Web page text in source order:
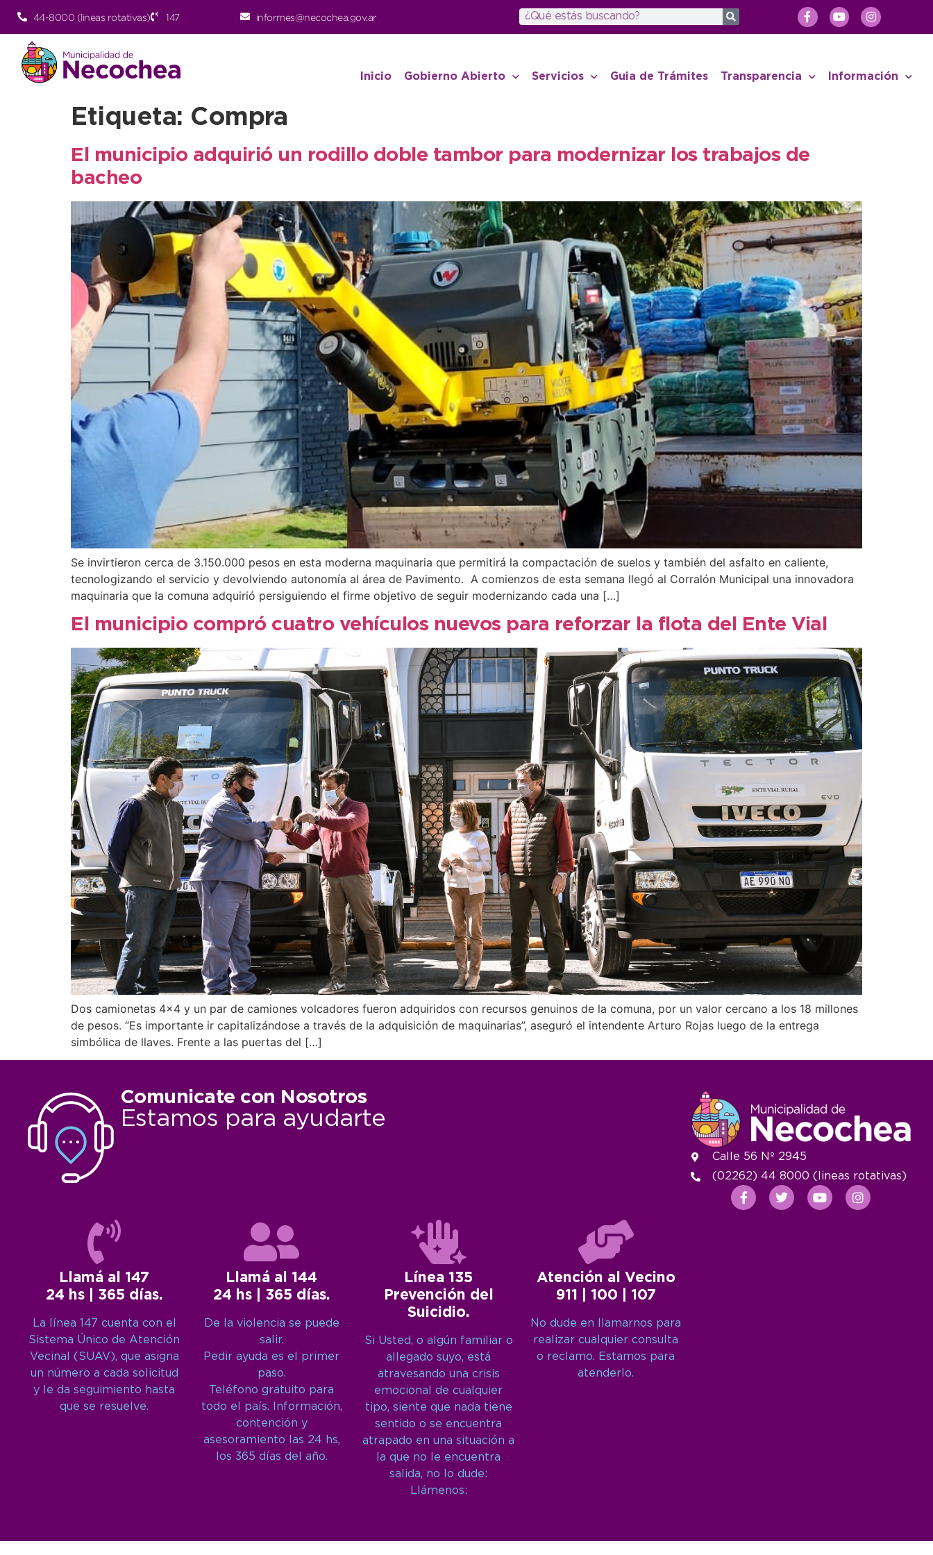
44-8000 (lineas rotativas) 147 informes@necochea.gov.ar
Inicio Gobierno Abierto Servicios Guia de Trámites Transparencia Información
Etiqueta: Compra
El municipio adquirió un rodillo doble tambor para modernizar los trabajos de
bacheo
Se invirtieron cerca de 3.150.000 pesos en esta moderna maquinaria que permitirá la compactación de suelos y también del asfalto en caliente,
tecnologizando el servicio y devolviendo autonomía al área de Pavimento. A comienzos de esta semana llegó al Corralón Municipal una innovadora
maquinaria que la comuna adquirió persiguiendo el firme objetivo de seguir modernizando cada una […]
El municipio compró cuatro vehículos nuevos para reforzar la flota del Ente Vial
Dos camionetas 4×4 y un par de camiones volcadores fueron adquiridos con recursos genuinos de la comuna, por un valor cercano a los 18 millones
de pesos. “Es importante ir capitalizándose a través de la adquisición de maquinarias”, aseguró el intendente Arturo Rojas luego de la entrega
simbólica de llaves. Frente a las puertas del […]
Comunicate con Nosotros
Estamos para ayudarte
Llamá al 147
24 hs | 365 días.
La línea 147 cuenta con el
Sistema Único de Atención
Vecinal (SUAV), que asigna
un número a cada solicitud
y le da seguimiento hasta
que se resuelve.
Llamá al 144
24 hs | 365 días.
De la violencia se puede
salir.
Pedir ayuda es el primer
paso.
Teléfono gratuito para
todo el país. Información,
contención y
asesoramiento las 24 hs,
los 365 días del año.
Línea 135
Prevención del
Suicidio.
Si Usted, o algún familiar o
allegado suyo, está
atravesando una crisis
emocional de cualquier
tipo, siente que nada tiene
sentido o se encuentra
atrapado en una situación a
la que no le encuentra
salida, no lo dude:
Llámenos:
Atención al Vecino
911 | 100 | 107
No dude en llamarnos para
realizar cualquier consulta
o reclamo. Estamos para
atenderlo.
Calle 56 Nº 2945
(02262) 44 8000 (lineas rotativas)